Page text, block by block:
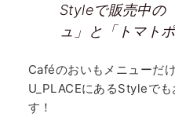
Styleで販売中の
ュ」と「トマト
Caféのおいもメニューだ
U_PLACEにあるStyleで
す！